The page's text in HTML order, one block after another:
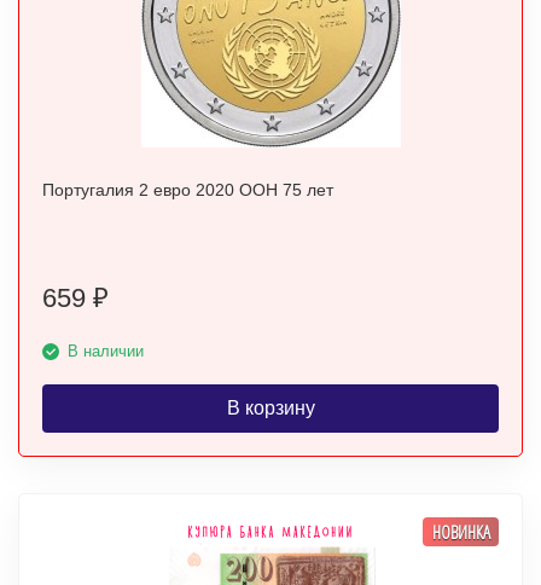
Португалия 2 евро 2020 ООН 75 лет
659 ₽
В наличии
В корзину
НОВИНКА